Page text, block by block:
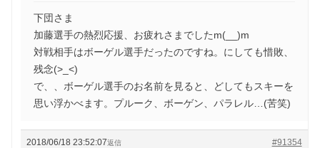
下団さま
加藤選手の熱烈応援、お疲れさまでしたm(__)m
対戦相手はボーゲル選手だったのですね。にしても惜敗、
残念(>_<)
で、、ボーゲル選手のお名前を見ると、どしてもスキーを
思い浮かべます。プルーク、ボーゲン、パラレル…(苦笑)
2018/06/18 23:52:07 #91354
返信